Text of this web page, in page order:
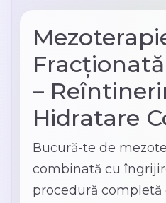
–
Hidratare
Bucură-te de
combinată cu
procedură